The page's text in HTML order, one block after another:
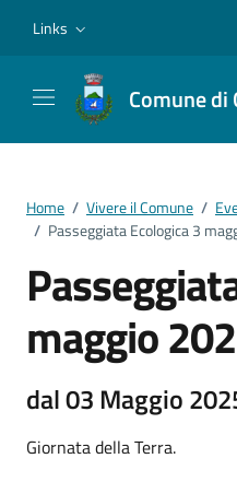
Links
Comune di
Home / Vivere il Comune /
/ Passeggiata Ecologica 3
maggio
dal 03 Maggio
Giornata della Terra.